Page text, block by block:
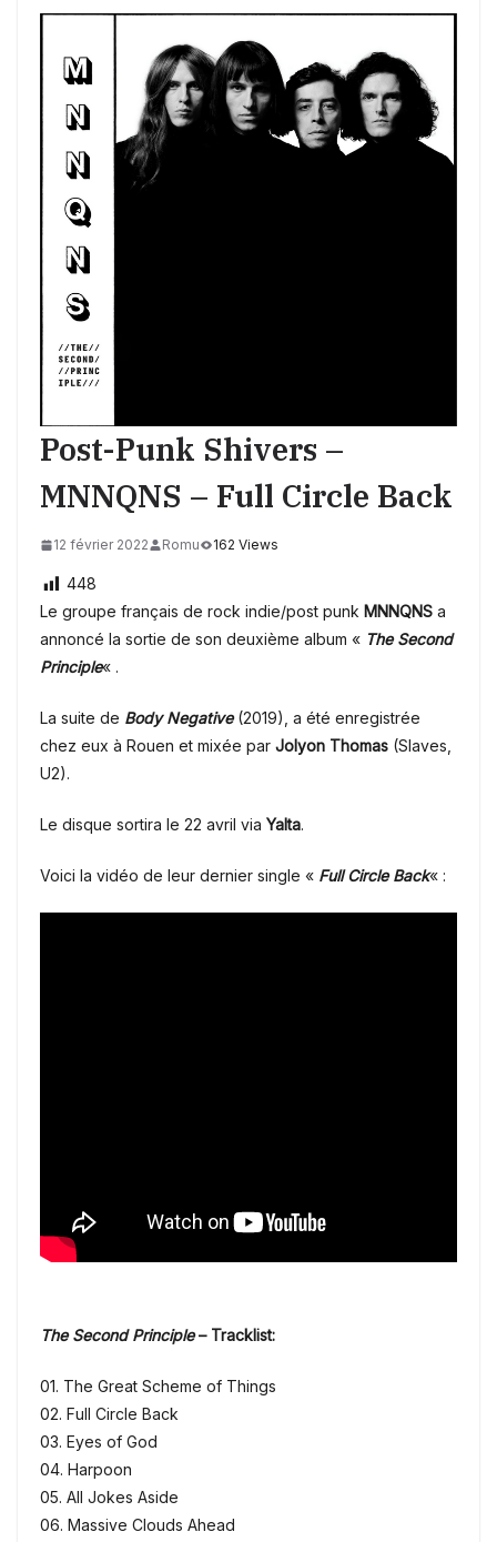
Post-Punk Shivers –
MNNQNS – Full Circle Back
12 février 2022 Romu 162 Views
448
Le groupe français de rock indie/post punk MNNQNS a
annoncé la sortie de son deuxième album « The Second
Principle« .
La suite de Body Negative(2019), a été enregistrée
chez eux à Rouen et mixée par Jolyon Thomas (Slaves,
U2).
Le disque sortira le 22 avril via Yalta.
Voici la vidéo de leur dernier single « Full Circle Back« :
The Second Principle– Tracklist:
01. The Great Scheme of Things
02. Full Circle Back
03. Eyes of God
04. Harpoon
05. All Jokes Aside
06. Massive Clouds Ahead